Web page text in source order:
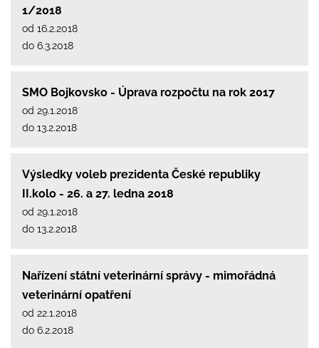
1/2018
od 16.2.2018
do 6.3.2018
SMO Bojkovsko - Úprava rozpočtu na rok 2017
od 29.1.2018
do 13.2.2018
Výsledky voleb prezidenta České republiky
II.kolo - 26. a 27. ledna 2018
od 29.1.2018
do 13.2.2018
Nařízení státní veterinární správy - mimořádná
veterinární opatření
od 22.1.2018
do 6.2.2018